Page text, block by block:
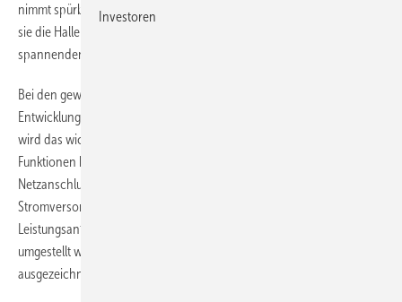
nimmt spürbar Fahrt auf. Auf der EES Europe in München dominierten
sie die Hallen zur Speichertechnik. Mit unseren Lesern waren wir zu
spannenden Innovationen unterwegs.
Bei den gewerblichen Solargeneratoren zeichnet sich eine ähnliche
Entwicklung wie bei den privaten Endkunden ab: Der Eigenverbrauch
wird das wichtigste Geschäftsmodell. Allerdings kommen weitere
Funktionen hinzu, etwa Kappung von Spitzenlasten, um Kosten am
Netzanschlusspunkt zu sparen. Oder die unterbrechungsfreie
Stromversorgung (USV). Oder kurzzeitig hohe
Leistungsanforderungen für den Fuhrpark, der auf E-Fahrzeuge
umgestellt werden soll. Auch dafür eignen sich die Gewerbespeicher
ausgezeichnet. (HS)
Investoren